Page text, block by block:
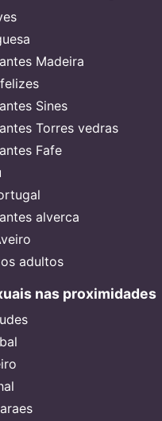
Madeira
Sines
Torres vedras
Fafe
alverca
adultos
nas proximidades